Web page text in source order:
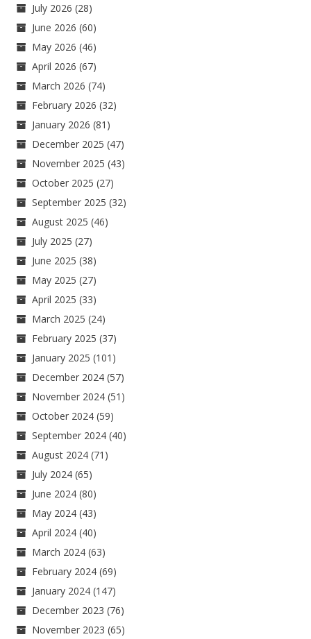
July 2026 (28)
June 2026 (60)
May 2026 (46)
April 2026 (67)
March 2026 (74)
February 2026 (32)
January 2026 (81)
December 2025 (47)
November 2025 (43)
October 2025 (27)
September 2025 (32)
August 2025 (46)
July 2025 (27)
June 2025 (38)
May 2025 (27)
April 2025 (33)
March 2025 (24)
February 2025 (37)
January 2025 (101)
December 2024 (57)
November 2024 (51)
October 2024 (59)
September 2024 (40)
August 2024 (71)
July 2024 (65)
June 2024 (80)
May 2024 (43)
April 2024 (40)
March 2024 (63)
February 2024 (69)
January 2024 (147)
December 2023 (76)
November 2023 (65)